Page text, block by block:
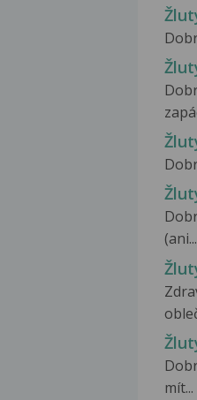
(ani...
mít...